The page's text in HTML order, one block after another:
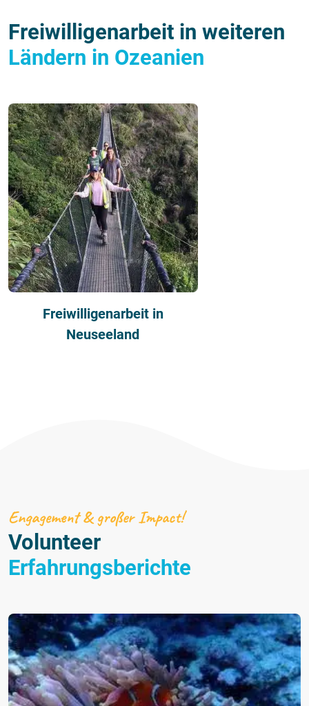
Freiwilligenarbeit in weiteren
Ländern in Ozeanien
Freiwilligenarbeit in
Neuseeland
Engagement & großer Impact!
Volunteer
Erfahrungsberichte